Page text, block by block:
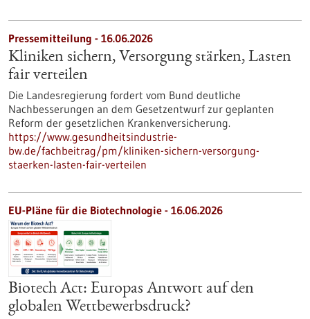
Pressemitteilung - 16.06.2026
Kliniken sichern, Versorgung stärken, Lasten
fair verteilen
Die Landesregierung fordert vom Bund deutliche
Nachbesserungen an dem Gesetzentwurf zur geplanten
Reform der gesetzlichen Krankenversicherung.
https://www.gesundheitsindustrie-
bw.de/fachbeitrag/pm/kliniken-sichern-versorgung-
staerken-lasten-fair-verteilen
EU-Pläne für die Biotechnologie - 16.06.2026
Biotech Act: Europas Antwort auf den
globalen Wettbewerbsdruck?